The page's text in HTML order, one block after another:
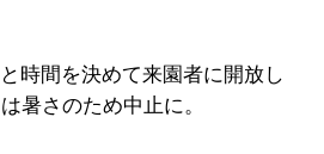
時間を決めて来園者に開放し
暑さのため中止に。